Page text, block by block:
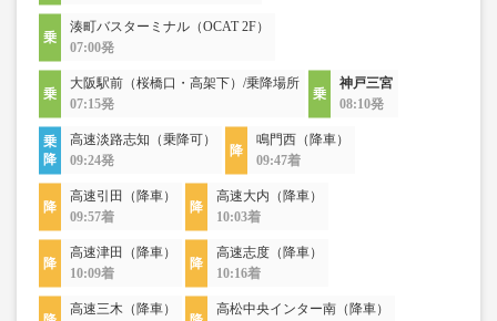
湊町バスターミナル（OCAT 2F）
07:00発
大阪駅前（桜橋口・高架下）/乗降場所
07:15発
神戸三宮
08:10発
高速淡路志知（乗降可）
09:24発
鳴門西（降車）
09:47着
高速引田（降車）
09:57着
高速大内（降車）
10:03着
高速津田（降車）
10:09着
高速志度（降車）
10:16着
高速三木（降車）
高松中央インター南（降車）